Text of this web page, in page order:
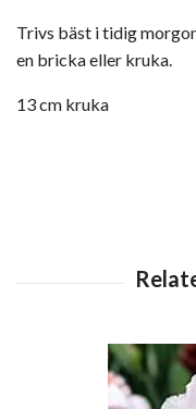
Trivs bäst i tidig
en bricka eller kruka.
13 cm kruka